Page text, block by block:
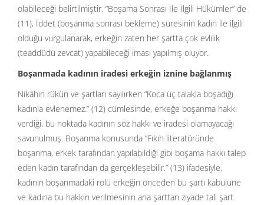
olabileceği belirtilmiştir. “Boşama Sonrası İle İlgili Hükümler” de
(11), İddet (boşanma sonrası bekleme) süresinin kadın ile ilgili
olduğu vurgulanarak, erkeğin zaten her şartta çok evlilik
(teaddüdü zevcat) yapabileceği iması yapılmış oluyor.
Boşanmada kadının iradesi erkeğin iznine bağlanmış
Nikâhın rükün ve şartları sayılırken “Koca üç talakla boşadığı
kadınla evlenemez.” (12) cümlesinde, erkeğe boşanma hakkı
verdiği, bu noktada kadının söz hakkı ve iradesi olamayacağı
savunulmuş. Boşanma konusunda “Fıkıh literatüründe
boşanma, erkek tarafından yapılabildiği gibi boşama hakkı talep
eden kadın tarafından da gerçekleşebilir.” (13) ifadesiyle,
kadının boşanmadaki rolü erkeğin önceden bu şartı kabulüne
ve kadına bu hakkın verilmesinin ana şarttan ziyade tali şart